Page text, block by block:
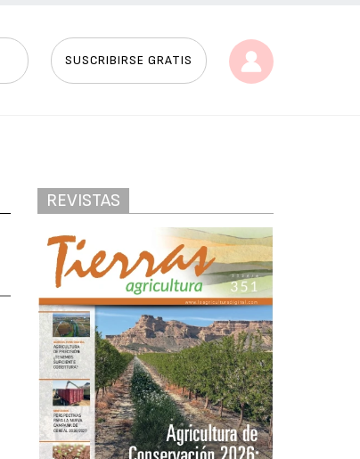
SUSCRIBIRSE GRATIS
REVISTAS